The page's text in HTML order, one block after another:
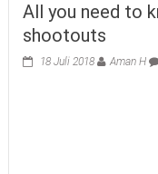
All you need to
shootouts
18 Juli 2018 Aman H